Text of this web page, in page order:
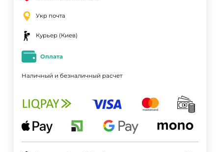
Укр почта
Курьер (Киев)
Оплата
Наличный и безналичный расчет